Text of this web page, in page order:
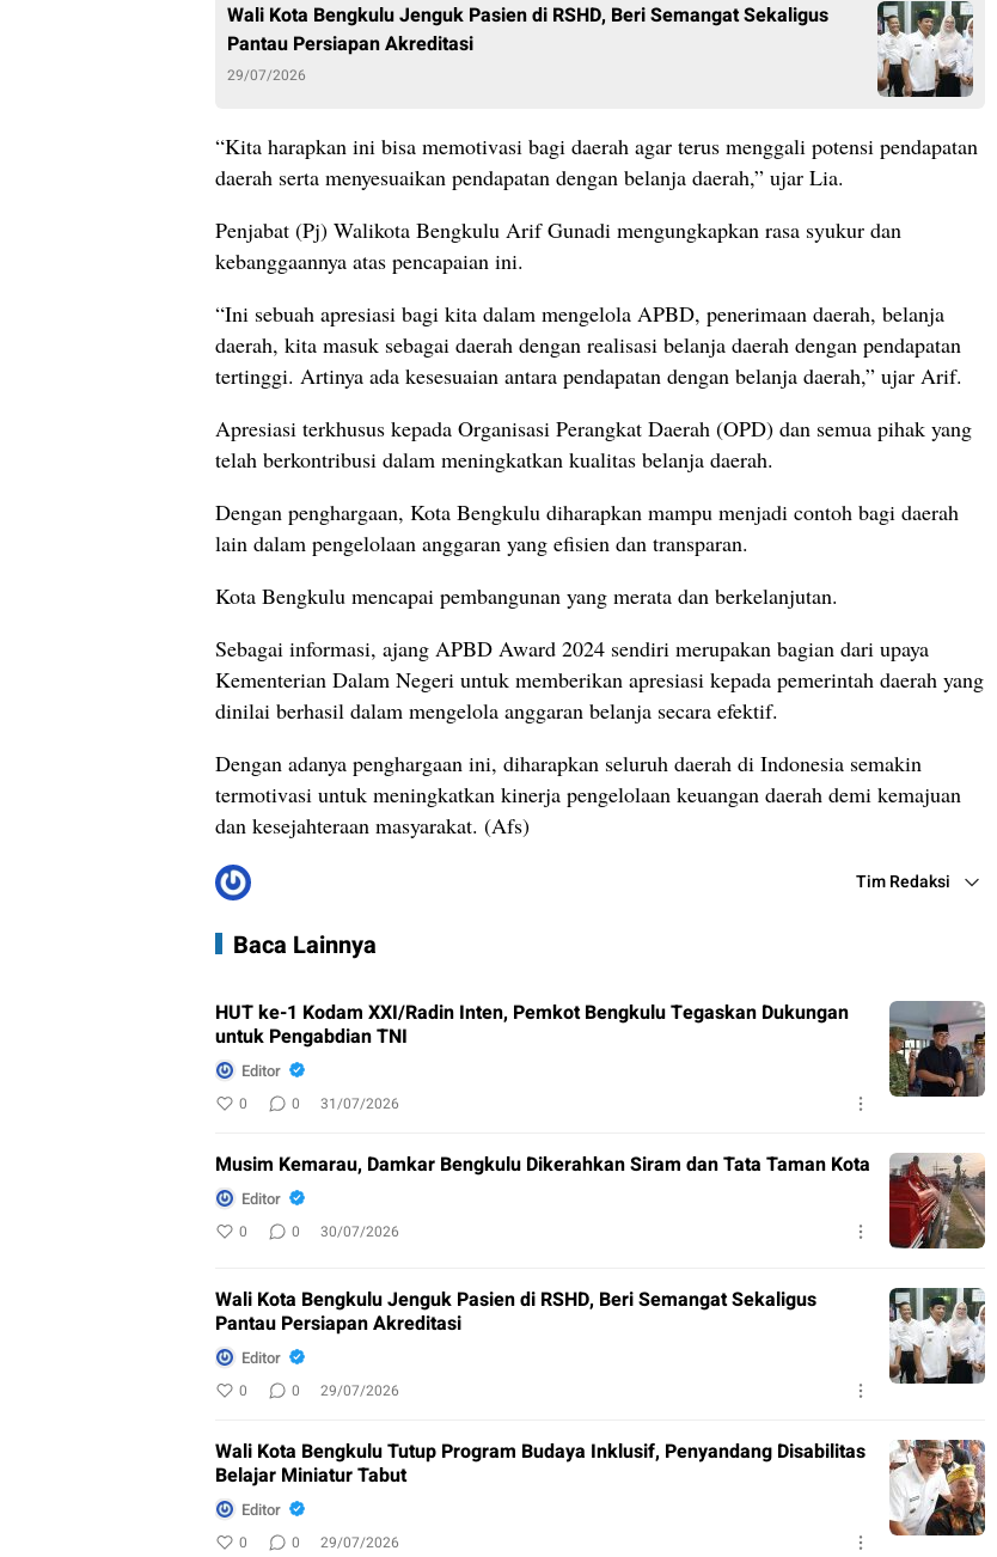
Wali Kota Bengkulu Jenguk Pasien di RSHD, Beri Semangat Sekaligus
Pantau Persiapan Akreditasi
29/07/2026
“Kita harapkan ini bisa memotivasi bagi daerah agar terus menggali potensi pendapatan
daerah serta menyesuaikan pendapatan dengan belanja daerah,” ujar Lia.
Penjabat (Pj) Walikota Bengkulu Arif Gunadi mengungkapkan rasa syukur dan
kebanggaannya atas pencapaian ini.
“Ini sebuah apresiasi bagi kita dalam mengelola APBD, penerimaan daerah, belanja
daerah, kita masuk sebagai daerah dengan realisasi belanja daerah dengan pendapatan
tertinggi. Artinya ada kesesuaian antara pendapatan dengan belanja daerah,” ujar Arif.
Apresiasi terkhusus kepada Organisasi Perangkat Daerah (OPD) dan semua pihak yang
telah berkontribusi dalam meningkatkan kualitas belanja daerah.
Dengan penghargaan, Kota Bengkulu diharapkan mampu menjadi contoh bagi daerah
lain dalam pengelolaan anggaran yang efisien dan transparan.
Kota Bengkulu mencapai pembangunan yang merata dan berkelanjutan.
Sebagai informasi, ajang APBD Award 2024 sendiri merupakan bagian dari upaya
Kementerian Dalam Negeri untuk memberikan apresiasi kepada pemerintah daerah yang
dinilai berhasil dalam mengelola anggaran belanja secara efektif.
Dengan adanya penghargaan ini, diharapkan seluruh daerah di Indonesia semakin
termotivasi untuk meningkatkan kinerja pengelolaan keuangan daerah demi kemajuan
dan kesejahteraan masyarakat. (Afs)
Tim Redaksi
Baca Lainnya
HUT ke-1 Kodam XXI/Radin Inten, Pemkot Bengkulu Tegaskan Dukungan
untuk Pengabdian TNI
Editor
0 0 31/07/2026
Musim Kemarau, Damkar Bengkulu Dikerahkan Siram dan Tata Taman Kota
Editor
0 0 30/07/2026
Wali Kota Bengkulu Jenguk Pasien di RSHD, Beri Semangat Sekaligus
Pantau Persiapan Akreditasi
Editor
0 0 29/07/2026
Wali Kota Bengkulu Tutup Program Budaya Inklusif, Penyandang Disabilitas
Belajar Miniatur Tabut
Editor
0 0 29/07/2026